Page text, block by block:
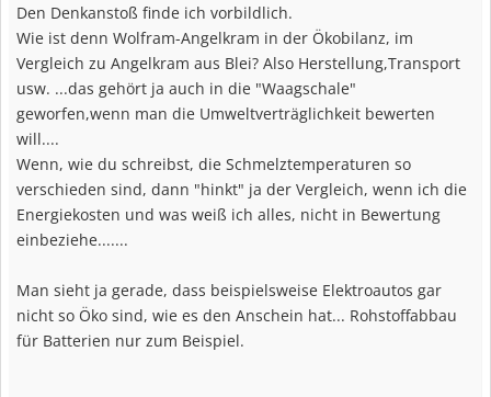
Den Denkanstoß finde ich vorbildlich.
Wie ist denn Wolfram-Angelkram in der Ökobilanz, im
Vergleich zu Angelkram aus Blei? Also Herstellung,Transport
usw. ...das gehört ja auch in die "Waagschale"
geworfen,wenn man die Umweltverträglichkeit bewerten
will....
Wenn, wie du schreibst, die Schmelztemperaturen so
verschieden sind, dann "hinkt" ja der Vergleich, wenn ich die
Energiekosten und was weiß ich alles, nicht in Bewertung
einbeziehe.......
Man sieht ja gerade, dass beispielsweise Elektroautos gar
nicht so Öko sind, wie es den Anschein hat... Rohstoffabbau
für Batterien nur zum Beispiel.